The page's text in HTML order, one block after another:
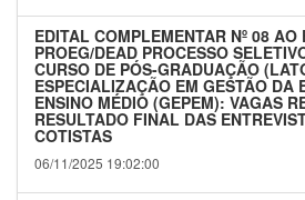
EDITAL COMPLEMENTAR Nº 08 AO
PROEG/DEAD PROCESSO
CURSO DE PÓS-GRADUAÇÃO
ESPECIALIZAÇÃO EM GESTÃO DA
ENSINO MÉDIO (GEPEM): VAGAS
RESULTADO FINAL DAS
COTISTAS
06/11/2025 19:02:00